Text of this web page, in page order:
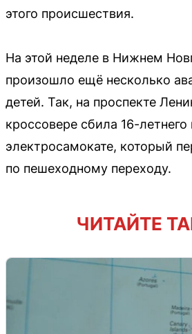
этого происшествия.
На этой неделе в Нижнем
произошло ещё несколько
детей. Так, на проспекте
кроссовере сбила 16-летнего
электросамокате, который
по пешеходному переходу.
ЧИТАЙТЕ